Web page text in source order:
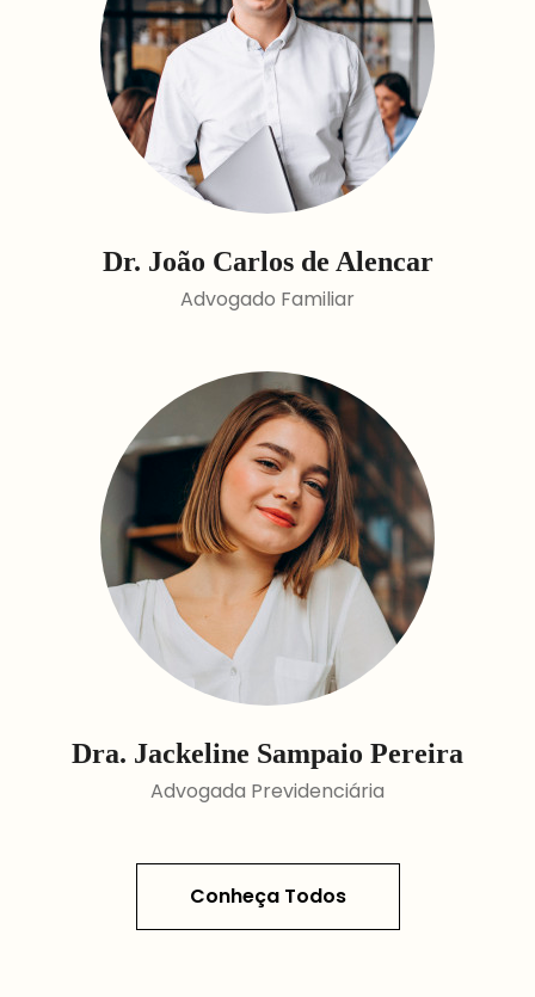
Dr. João Carlos de Alencar
Advogado Familiar
Dra. Jackeline Sampaio Pereira
Advogada Previdenciária
Conheça Todos